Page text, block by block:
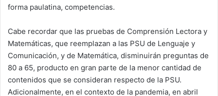
forma paulatina, competencias.
Cabe recordar que las pruebas de Comprensión Lectora y
Matemáticas, que reemplazan a las PSU de Lenguaje y
Comunicación, y de Matemática, disminuirán preguntas de
80 a 65, producto en gran parte de la menor cantidad de
contenidos que se consideran respecto de la PSU.
Adicionalmente, en el contexto de la pandemia, en abril